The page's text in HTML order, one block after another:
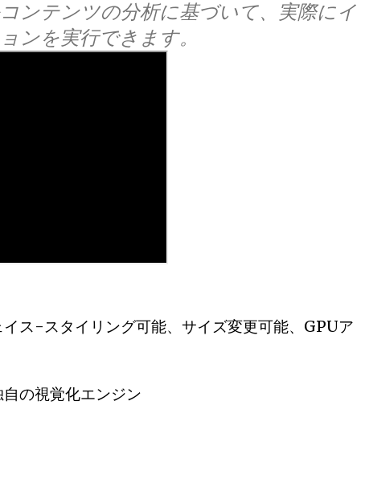
ンテンツの分析に基づいて、実際にイ
ンを実行できます。
ス-スタイリング可能、サイズ変更可能、GPUア
の視覚化エンジン